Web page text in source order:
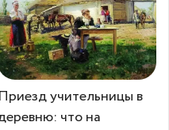
Приезд учительницы в
что на